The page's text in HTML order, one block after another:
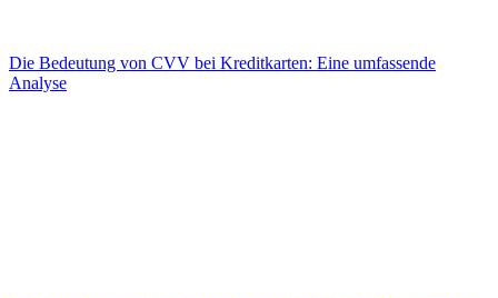
Die Bedeutung von CVV bei Kreditkarten: Eine umfassende
Analyse